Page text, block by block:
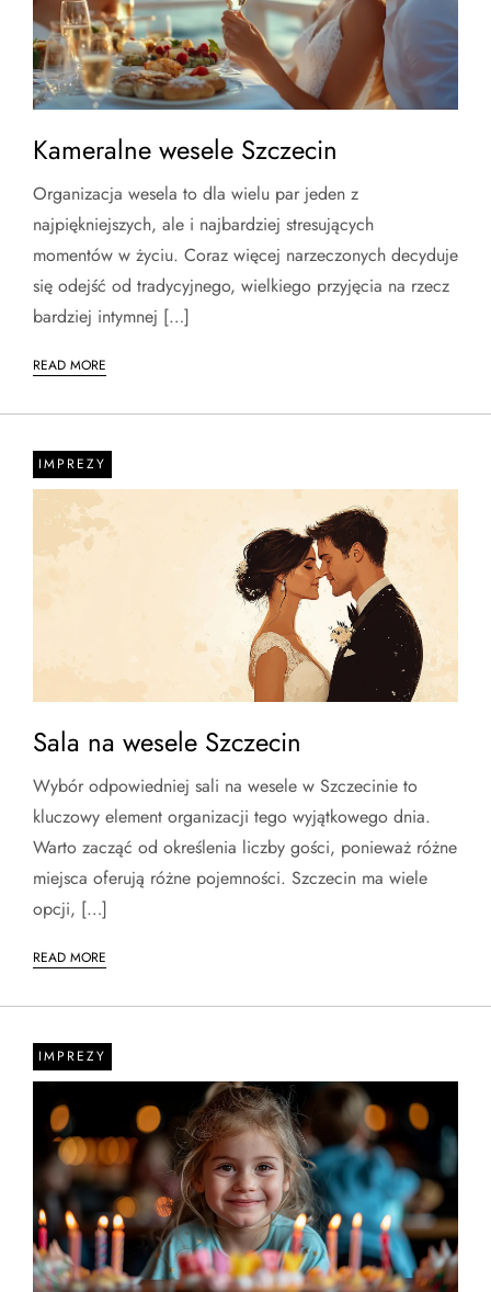
Kameralne wesele Szczecin
Organizacja wesela to dla wielu par jeden z
najpiękniejszych, ale i najbardziej stresujących
momentów w życiu. Coraz więcej narzeczonych decyduje
się odejść od tradycyjnego, wielkiego przyjęcia na rzecz
bardziej intymnej […]
READ MORE
IMPREZY
Sala na wesele Szczecin
Wybór odpowiedniej sali na wesele w Szczecinie to
kluczowy element organizacji tego wyjątkowego dnia.
Warto zacząć od określenia liczby gości, ponieważ różne
miejsca oferują różne pojemności. Szczecin ma wiele
opcji, […]
READ MORE
IMPREZY